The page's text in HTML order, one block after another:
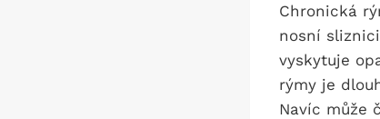
Chronická
nosní
vyskytuje
rýmy je
Navíc může